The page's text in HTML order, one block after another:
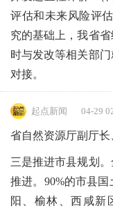
评估和未来风险评
究的基础上，我省
时与发改等相关部
对接。
起点新闻 04-29
省自然资源厅副厅长
三是推进市县规划
推进。90%的市县
阳、榆林、西咸新